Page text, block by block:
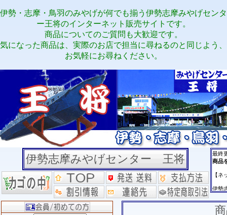
伊勢・志摩・鳥羽のみやげが何でも揃う伊勢志摩みやげセンタ
ー王将のインターネット販売サイトです。
商品についてのご質問も大歓迎です。
気になった商品は、実際のお店で担当に尋ねるのと同じよう、
お気軽にお尋ねください。
伊勢志摩みやげセンター 王将